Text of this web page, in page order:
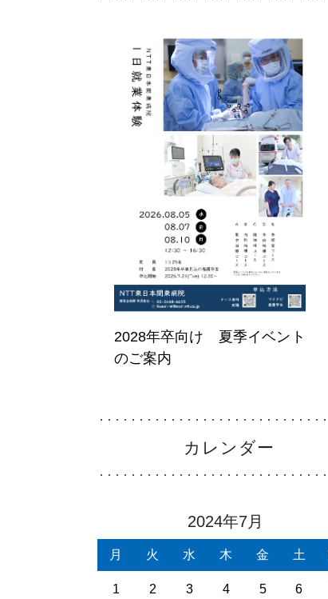
Home
看護部について About
Department
2028年卒向け 夏季イベント
のご案内
カレンダー
2024年7月
月 火 水 木 金 土
1 2 3 4 5 6